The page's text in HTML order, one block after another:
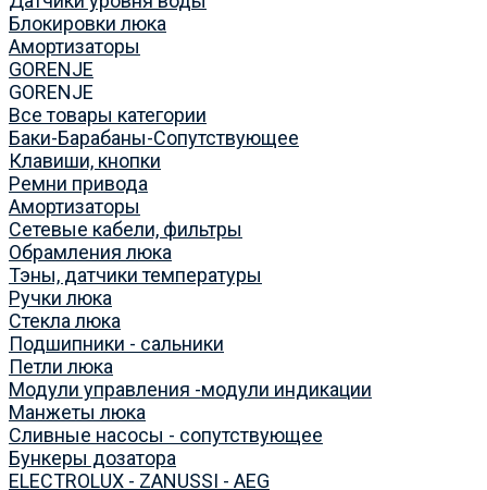
Блокировки люка
Амортизаторы
GORENJE
GORENJE
Все товары категории
Баки-Барабаны-Сопутствующее
Клавиши, кнопки
Ремни привода
Амортизаторы
Сетевые кабели, фильтры
Обрамления люка
Тэны, датчики температуры
Ручки люка
Стекла люка
Подшипники - сальники
Петли люка
Модули управления -модули индикации
Манжеты люка
Сливные насосы - сопутствующее
Бункеры дозатора
ELECTROLUX - ZANUSSI - AEG